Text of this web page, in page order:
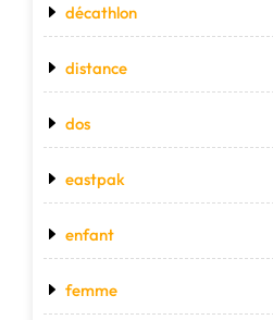
décathlon
distance
dos
eastpak
enfant
femme